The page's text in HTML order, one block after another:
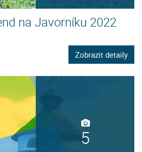
na Javorníku 2022
Zobrazit detaily
5